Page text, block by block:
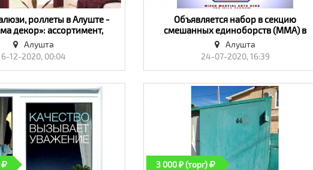
роллеты в Алуште -
декор»: ассортимент,
- «Окна, двери,
балконы»
Алушта
6-12-2020, 00:04
Объявляется набор в секцию
смешанных единоборств (ММА) в
Алуште! - «Обучение»
Алушта
24-07-2020, 16:39
3 000 ₽ (торг)